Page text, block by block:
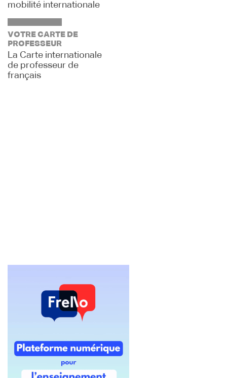
mobilité internationale
VOTRE CARTE DE
PROFESSEUR
La Carte internationale
de professeur de
français